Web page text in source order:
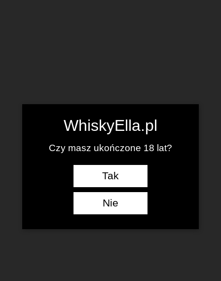
WhiskyElla.pl
Czy masz ukończone 18 lat?
Tak
Nie